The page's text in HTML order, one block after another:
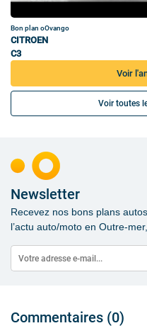
Bon plan oOvango
CITROEN
C3
Voir
Voir toutes
Newsletter
Recevez nos bons plans
l’actu auto/moto en Outre-
Commentaires (0)